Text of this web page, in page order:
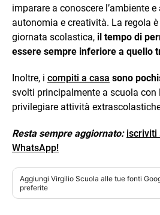
imparare a conoscere l’ambiente
autonomia e creatività. La regola
giornata scolastica, il tempo di
essere sempre inferiore a quello
Inoltre, i compiti a casa sono
svolti principalmente a scuola con
privilegiare attività
Resta sempre aggiornato: iscriviti
WhatsApp!
Aggiungi Virgilio Scuola alle tue fonti
preferite